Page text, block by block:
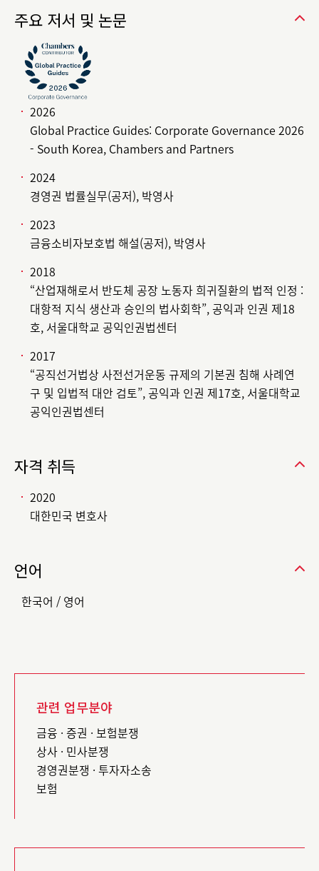
주요 저서 및 논문
2026
Global Practice Guides: Corporate Governance 2026
- South Korea, Chambers and Partners
2024
경영권 법률실무(공저), 박영사
2023
금융소비자보호법 해설(공저), 박영사
2018
“산업재해로서 반도체 공장 노동자 희귀질환의 법적 인정 :
대항적 지식 생산과 승인의 법사회학”, 공익과 인권 제18
호, 서울대학교 공익인권법센터
2017
“공직선거법상 사전선거운동 규제의 기본권 침해 사례연
구 및 입법적 대안 검토”, 공익과 인권 제17호, 서울대학교
공익인권법센터
자격 취득
2020
대한민국 변호사
언어
한국어 / 영어
관련 업무분야
금융 · 증권 · 보험분쟁
상사 · 민사분쟁
경영권분쟁 · 투자자소송
보험